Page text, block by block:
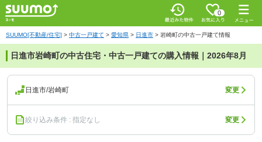
0
SUUMO[不動産/住宅] > 中古一戸建て > 愛知県 > 日進市 > 岩崎町の中古一戸建て情報
日進市岩崎町の中古住宅・中古一戸建ての購入情報｜2026年8月
日進市/岩崎町 変更
絞り込み条件 : 指定なし 変更